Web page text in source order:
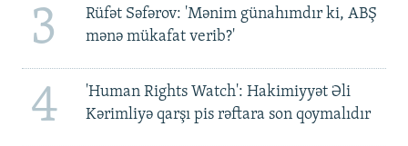
3
Rüfət Səfərov: 'Mənim günahımdır ki, ABŞ
mənə mükafat verib?'
4
'Human Rights Watch': Hakimiyyət Əli
Kərimliyə qarşı pis rəftara son qoymalıdır